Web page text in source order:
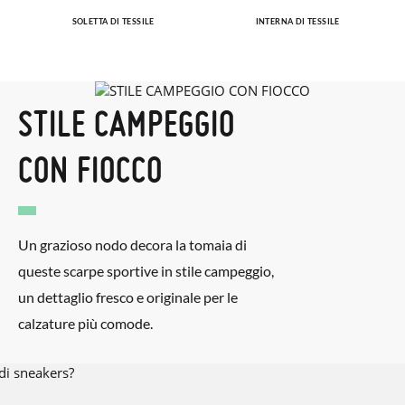
SOLETTA DI TESSILE INTERNA DI TESSILE
STILE CAMPEGGIO
CON FIOCCO
Un grazioso nodo decora la tomaia di
queste scarpe sportive in stile campeggio,
un dettaglio fresco e originale per le
calzature più comode.